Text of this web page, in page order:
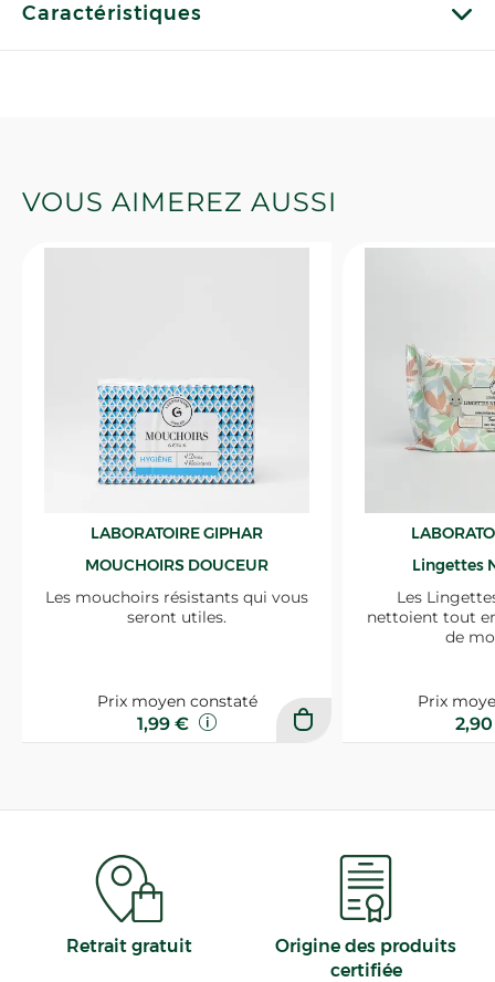
Caractéristiques
VOUS AIMEREZ AUSSI
LABORATOIRE GIPHAR
MOUCHOIRS DOUCEUR
Les mouchoirs résistants qui vous
seront utiles.
Prix moyen constaté
1,99 €
Lingettes
Les
nettoient tout
de
Prix
Retrait gratuit
Origine des produits
certifiée